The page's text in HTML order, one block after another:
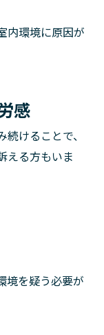
内環境に原因が
感
けることで、
える方もいま
境を疑う必要が